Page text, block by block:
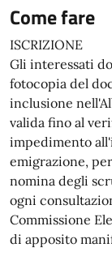
Come fare
ISCRIZIONE
Gli interessati
fotocopia del
inclusione
valida fino al
impedimento
emigrazione,
nomina degli
ogni
Commissione
di apposito